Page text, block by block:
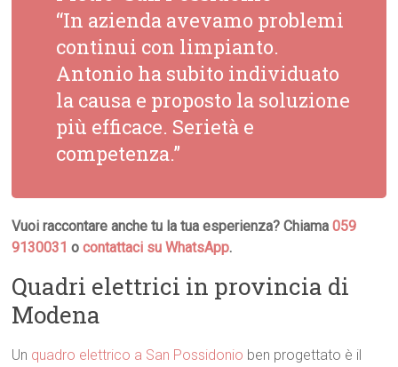
“In azienda avevamo problemi
continui con limpianto.
Antonio ha subito individuato
la causa e proposto la soluzione
più efficace. Serietà e
competenza.”
Vuoi raccontare anche tu la tua esperienza? Chiama059
9130031 ocontattaci su WhatsApp.
Quadri elettrici in provincia di
Modena
Un quadro elettrico a San Possidonio ben progettato è il